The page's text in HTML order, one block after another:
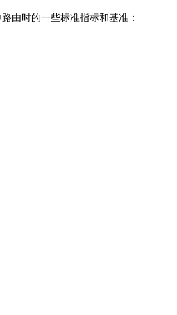
由时的一些标准指标和基准：